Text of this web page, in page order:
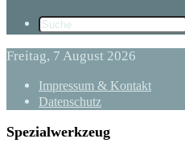
Freitag, 7 August 2026
Impressum & Kontakt
Datenschutz
Spezialwerkzeug